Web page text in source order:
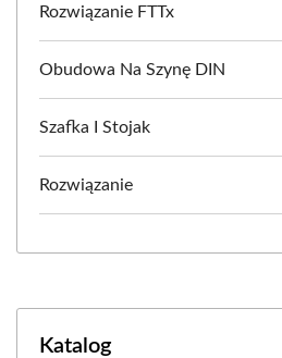
Rozwiązanie FTTx
Obudowa Na Szynę DIN
Szafka I Stojak
Rozwiązanie
Katalog